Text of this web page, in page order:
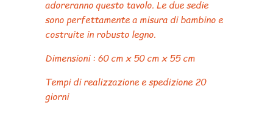
adoreranno questo tavolo. Le due sedie
sono perfettamente a misura di bambino e
costruite in robusto legno.
Dimensioni : 60 cm x 50 cm x 55 cm
Tempi di realizzazione e spedizione 20
giorni